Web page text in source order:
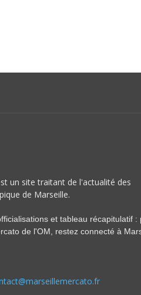
un site traitant de l'actualité des
de Marseille.
et tableau récapitulatif :
de l'OM, restez connecté à